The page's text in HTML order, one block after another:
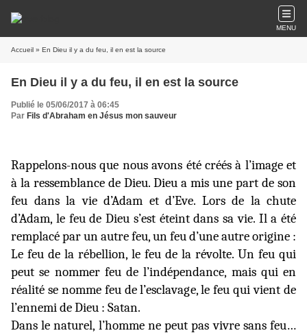
MENU
Accueil » En Dieu il y a du feu, il en est la source
En Dieu il y a du feu, il en est la source
Publié le 05/06/2017 à 06:45
Par Fils d'Abraham en Jésus mon sauveur
Rappelons-nous que nous avons été créés à l’image et
à la ressemblance de Dieu. Dieu a mis une part de son
feu dans la vie d’Adam et d’Eve. Lors de la chute
d’Adam, le feu de Dieu s’est éteint dans sa vie. Il a été
remplacé par un autre feu, un feu d’une autre origine :
Le feu de la rébellion, le feu de la révolte. Un feu qui
peut se nommer feu de l’indépendance, mais qui en
réalité se nomme feu de l’esclavage, le feu qui vient de
l’ennemi de Dieu : Satan.
Dans le naturel, l’homme ne peut pas vivre sans feu…